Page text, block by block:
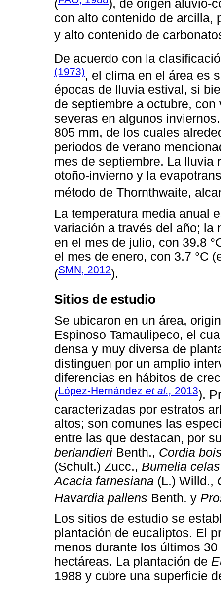
(
), de origen aluvio-
con alto contenido de arcilla,
y alto contenido de
De acuerdo con la
(1973), el clima en el área es
épocas de lluvia estival, si
de septiembre a octubre,
severas en algunos
805 mm, de los cuales
periodos de verano
mes de septiembre. La lluvia
otoño-invierno y la
método de Thornthwaite,
La temperatura media anual
variación a través del año; la
en el mes de julio, con 39.8
el mes de enero, con 3.7 °C
(SMN, 2012).
Sitios de estudio
Se ubicaron en un área,
Espinoso Tamaulipeco, el
densa y muy diversa de
distinguen por un amplio
diferencias en hábitos de
(López-Hernández et al., 2013).
caracterizadas por estratos
altos; son comunes las
entre las que destacan, por
berlandieri Benth., Cordia
(Schult.) Zucc., Bumelia
Acacia farnesiana (L.) Willd.,
Havardia pallens Benth. y
Los sitios de estudio se
plantación de eucaliptos. El
menos durante los últimos
hectáreas. La plantación de
1988 y cubre una superficie